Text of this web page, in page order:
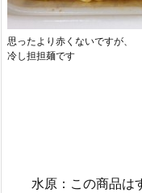
思ったより赤くないですが、
冷し担担麺です
水原：この商品は